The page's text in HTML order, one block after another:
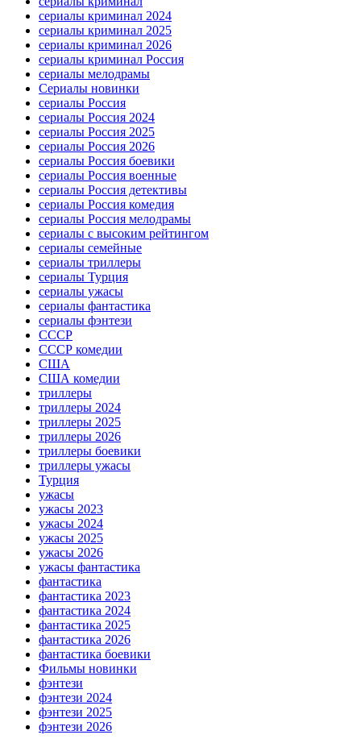
сериалы криминал 2024
сериалы криминал 2025
сериалы криминал 2026
сериалы криминал Россия
сериалы мелодрамы
Сериалы новинки
сериалы Россия
сериалы Россия 2024
сериалы Россия 2025
сериалы Россия 2026
сериалы Россия боевики
сериалы Россия военные
сериалы Россия детективы
сериалы Россия комедия
сериалы Россия мелодрамы
сериалы с высоким рейтингом
сериалы семейные
сериалы триллеры
сериалы Турция
сериалы ужасы
сериалы фантастика
сериалы фэнтези
СССР
СССР комедии
США
США комедии
триллеры
триллеры 2024
триллеры 2025
триллеры 2026
триллеры боевики
триллеры ужасы
Турция
ужасы
ужасы 2023
ужасы 2024
ужасы 2025
ужасы 2026
ужасы фантастика
фантастика
фантастика 2023
фантастика 2024
фантастика 2025
фантастика 2026
фантастика боевики
Фильмы новинки
фэнтези
фэнтези 2024
фэнтези 2025
фэнтези 2026